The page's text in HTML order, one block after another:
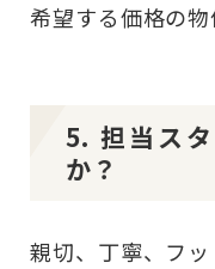
希望する価格の物
5. 担当ス
か？
親切、丁寧、フッ